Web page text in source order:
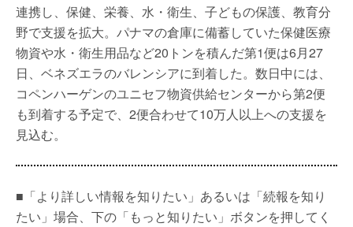
連携し、保健、栄養、水・衛生、子どもの保護、教育分
野で支援を拡大。パナマの倉庫に備蓄していた保健医療
物資や水・衛生用品など20トンを積んだ第1便は6月27
日、ベネズエラのバレンシアに到着した。数日中には、
コペンハーゲンのユニセフ物資供給センターから第2便
も到着する予定で、2便合わせて10万人以上への支援を
見込む。
■「より詳しい情報を知りたい」あるいは「続報を知り
たい」場合、下の「もっと知りたい」ボタンを押してく